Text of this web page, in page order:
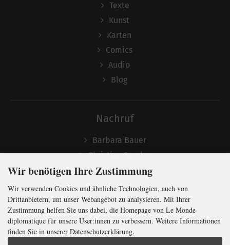
Texte
Kunst
Karten
Comics
Audio
Blog
Nachruf
Barbara Bauer
Christian Semler
Folgen
Wir benötigen Ihre Zustimmung
Wir verwenden Cookies und ähnliche Technologien, auch von
Drittanbietern, um unser Webangebot zu analysieren. Mit Ihrer
Zustimmung helfen Sie uns dabei, die Homepage von Le Monde
diplomatique für unsere User:innen zu verbessern. Weitere Informationen
finden Sie in unserer Datenschutzerklärung.